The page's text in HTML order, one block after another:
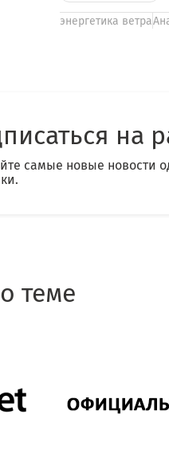
энергетика ветра
на
самые новые новости
теме